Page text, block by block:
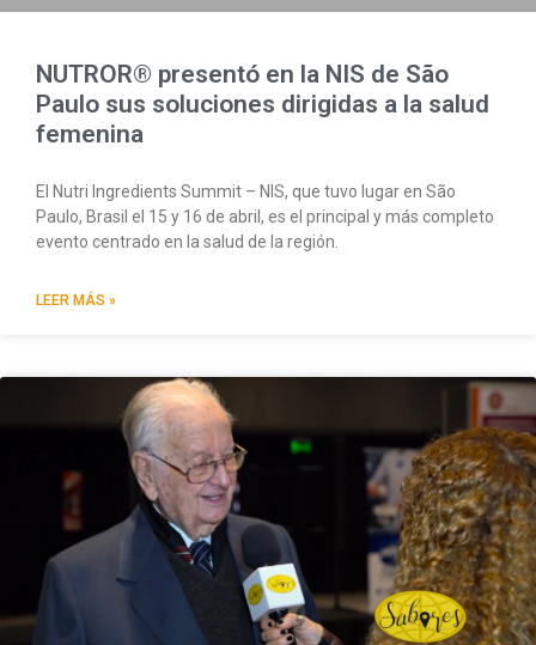
NUTROR® presentó en la NIS de São
Paulo sus soluciones dirigidas a la salud
femenina
El Nutri Ingredients Summit – NIS, que tuvo lugar en São
Paulo, Brasil el 15 y 16 de abril, es el principal y más completo
evento centrado en la salud de la región.
LEER MÁS »